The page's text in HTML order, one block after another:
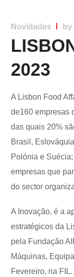
Novidades by
2023
A Lisbon Food
de160 empresas
das quais 20%
Brasil,
Polónia e
empresas que
do sector
A Inovação, é a
estratégicos da
pela Fundação
Máquinas,
Fevereiro, na FIL.